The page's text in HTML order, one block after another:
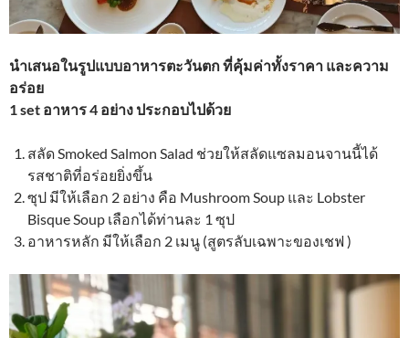
นำเสนอในรูปแบบอาหารตะวันตก ที่คุ้มค่าทั้งราคา และความ
อร่อย
1 set อาหาร 4 อย่าง ประกอบไปด้วย
สลัด Smoked Salmon Salad ช่วยให้สลัดแซลมอนจานนี้ได้
รสชาติที่อร่อยยิ่งขึ้น
ซุป มีให้เลือก 2 อย่าง คือ Mushroom Soup และ Lobster
Bisque Soup เลือกได้ท่านละ 1 ซุป
อาหารหลัก มีให้เลือก 2 เมนู (สูตรลับเฉพาะของเชฟ )